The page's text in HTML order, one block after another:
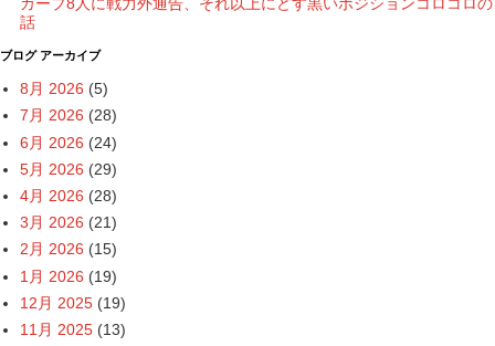
話
ブログ アーカイブ
8月 2026 (5)
7月 2026 (28)
6月 2026 (24)
5月 2026 (29)
4月 2026 (28)
3月 2026 (21)
2月 2026 (15)
1月 2026 (19)
12月 2025 (19)
11月 2025 (13)